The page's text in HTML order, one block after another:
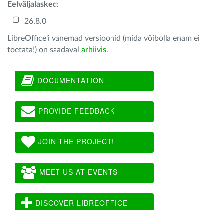
Eelväljalasked :
26.8.0
LibreOffice'i vanemad versioonid (mida võibolla enam ei
toetata!) on saadaval arhiivis.
DOCUMENTATION
PROVIDE FEEDBACK
JOIN THE PROJECT!
MEET US AT EVENTS
DISCOVER LIBREOFFICE